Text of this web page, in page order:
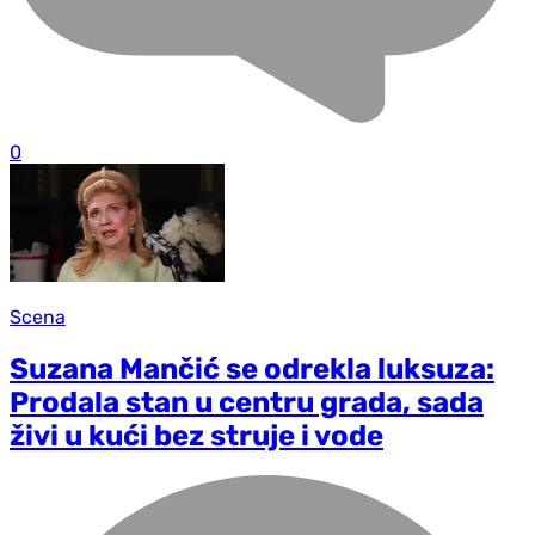
0
Scena
Suzana Mančić se odrekla luksuza:
Prodala stan u centru grada, sada
živi u kući bez struje i vode